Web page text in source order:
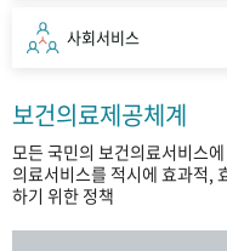
사회서비스
보건의료제공체계
모든 국민의 보건의료서비스
의료서비스를 적시에 효과적,
하기 위한 정책